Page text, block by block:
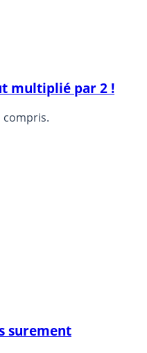
multiplié par 2 !
compris.
surement